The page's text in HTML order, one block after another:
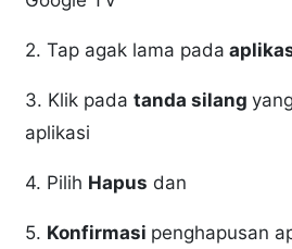
2. Tap agak lama pada
3. Klik padatanda silang
aplikasi
4. Pilih Hapus dan
5. Konfirmasi penghapusan